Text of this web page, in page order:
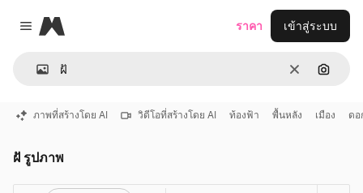
Close menu
Magnific
ชัดเจนค้นหา
ราคา เข้าสู่ระบบ
ภาพที่สร้างโดย AI วิดีโอที่สร้างโดย AI ท้องฟ้า พื้นหลัง เมือง ดอ
ฝั รูปภาพ